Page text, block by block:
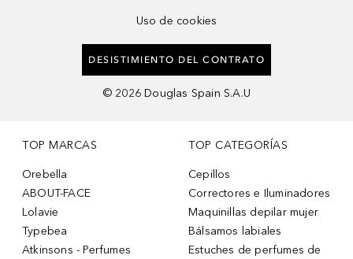
Uso de cookies
DESISTIMIENTO DEL CONTRATO
© 2026 Douglas Spain S.A.U
TOP MARCAS
Orebella
ABOUT-FACE
Lolavie
Typebea
Atkinsons - Perfumes
TOP CATEGORÍAS
Cepillos
Correctores e Iluminadores
Maquinillas depilar mujer
Bálsamos labiales
Estuches de perfumes de